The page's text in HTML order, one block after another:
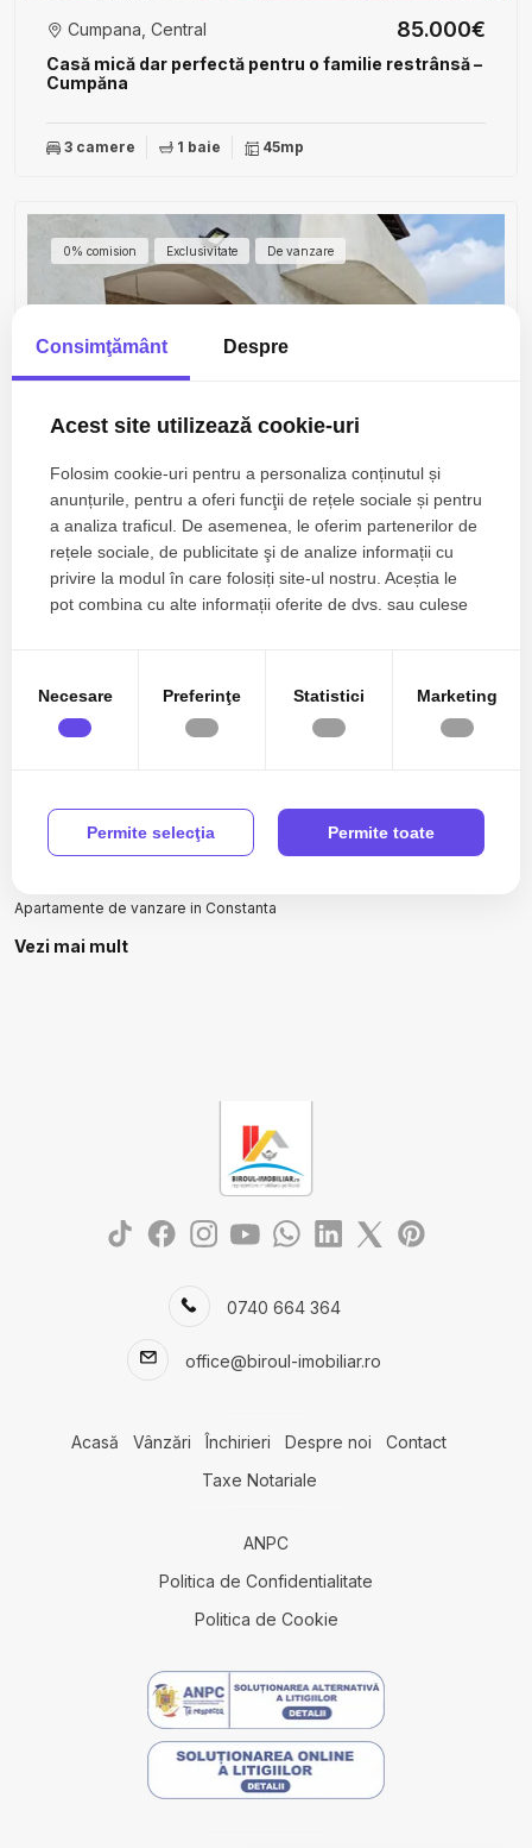
Casă mică dar perfectă pentru o familie restrânsă –
Cumpăna
Cumpana, Central 85.000€
3 camere 1 baie 45mp
0% comision Exclusivitate De vanzare
Vânzare Vilă P+1+Pod în Zonă Liniștită din Cumpana
Cumpana, Central 250.000€
Numar de camere case de vanzare
Case de vanzare 3 camere
Apartamente de vanzare in Constanta
Apartamente de vanzare in Ovidiu
Case de vanzare in Cumpana Central
Case de vanzare in Constanta Tomis II
Terenuri de vanzare
Terenuri de vanzare in Lazu
Terenuri de vanzare in Constanta
Terenuri de vanzare in Constanta Km 5
Terenuri de vanzare in Constanta Exterior Vest
Terenuri de vanzare in Fetesti Est
Spatii comerciale de vanzare
Spatii comerciale de vanzare in Lazu Sud
Vezi mai mult
0740 664 364
office@biroul-imobiliar.ro
Acasă Vânzări Închirieri Despre noi
Contact
Taxe Notariale
ANPC
Politica de Confidentialitate
Politica de Cookie
Consimţământ Despre
Acest site utilizează cookie-uri
Folosim cookie-uri pentru a personaliza conținutul și
anunțurile, pentru a oferi funcţii de rețele sociale și pentru
a analiza traficul. De asemenea, le oferim partenerilor de
rețele sociale, de publicitate şi de analize informații cu
privire la modul în care folosiți site-ul nostru. Aceștia le
pot combina cu alte informații oferite de dvs. sau culese
Necesare Preferinţe Statistici Marketing
Permite selecţia Permite toate